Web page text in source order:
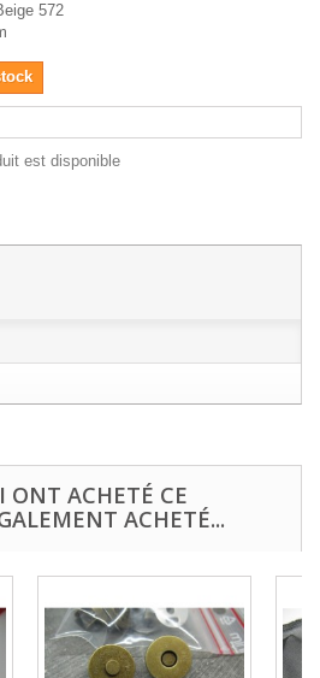
572
est disponible
ONT ACHETÉ CE
ACHETÉ...